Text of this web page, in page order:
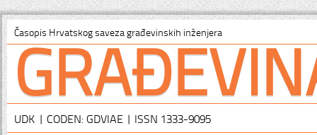
Časopis Hrvatskog saveza građevinskih inženjera
UDK | CODEN: GDVIAE | ISSN 1333-9095